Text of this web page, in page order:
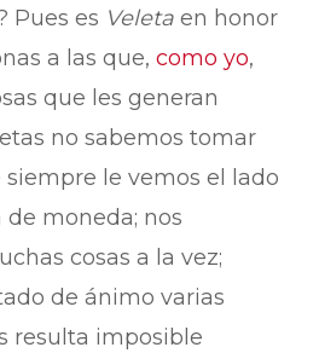
Pues es Veleta en honor
a las que, como yo,
que les generan
no sabemos tomar
le vemos el lado
de moneda; nos
cosas a la vez;
de ánimo varias
resulta imposible